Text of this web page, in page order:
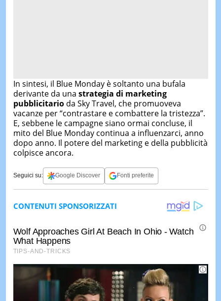
In sintesi, il Blue Monday è soltanto una bufala
derivante da una strategia di marketing
pubblicitarioda Sky Travel, che promuoveva
vacanze per “contrastare e combattere la tristezza”.
E, sebbene le campagne siano ormai concluse, il
mito del Blue Monday continua a influenzarci, anno
dopo anno. Il potere del marketing e della pubblicità
colpisce ancora.
Seguici su: Google Discover Fonti preferite